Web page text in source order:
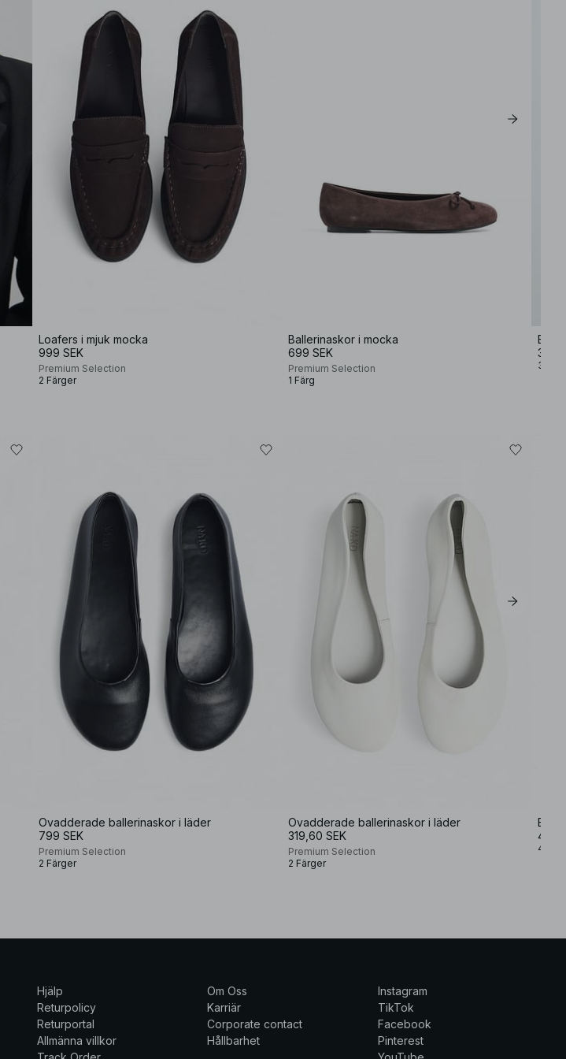
Loafers i mjuk mocka
999 SEK
Premium Selection
2 Färger
Ballerinaskor i mocka
699 SEK
Premium Selection
1 Färg
399
3
Ovadderade ballerinaskor i läder
799 SEK
Premium Selection
2 Färger
Ovadderade ballerinaskor i läder
319,60 SEK
Premium Selection
2 Färger
499
4
Hjälp
Returpolicy
Returportal
Allmänna villkor
Om Oss
Karriär
Corporate contact
Hållbarhet
Instagram
TikTok
Facebook
Pinterest